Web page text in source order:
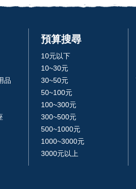
品
預算搜尋
10元以下
10~30元
30~50元
50~100元
100~300元
300~500元
500~1000元
1000~3000元
3000元以上